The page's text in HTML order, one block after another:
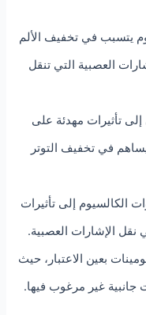
يتسبب في تخفيف الألم
العصبية التي تنقل
تأثيرات مهدئة على
في تخفيف التوتر
الكالسيوم إلى تأثيرات
نقل الإشارات العصبية.
بعين الاعتبار، حيث
جانبية غير مرغوب فيها.